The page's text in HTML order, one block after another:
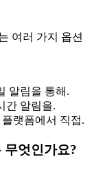
여러 가지 옵션
알림을 통해.
간 알림을.
랫폼에서 직접.
무엇인가요?